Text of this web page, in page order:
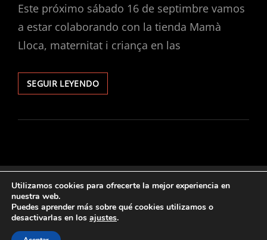
Este próximo sábado 16 de septimbre vamos
a estar colaborando con la tienda Mamà
Lloca, maternitat i criança en las
SEGUIR LEYENDOPROMOCIONES
DE
DE
DE
MOLLET
ARCHIVES
Utilizamos cookies para ofrecerte la mejor experiencia en
nuestra web.
Puedes aprender más sobre qué cookies utilizamos o
desactivarlas en los ajustes.